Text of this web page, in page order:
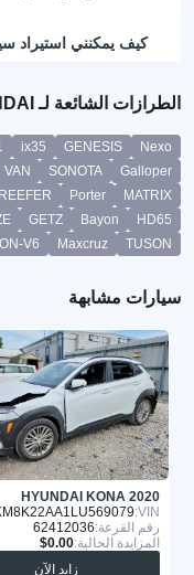
كيف يمكنني استيراد
الطرازات الشائعة لـ HYUNDAI
Nexo
GENESIS
ix35
Galloper
SONOTA
VAN
MATRIX
Porter
REEFER
HD65
Bayon
GETZ
TUSON
Maxcruz
V6
سيارات مشابهة
HYUNDAI KONA 2020
VIN:
رقم القرعة:62412036
المزايدة الحالية:
زايد الآن